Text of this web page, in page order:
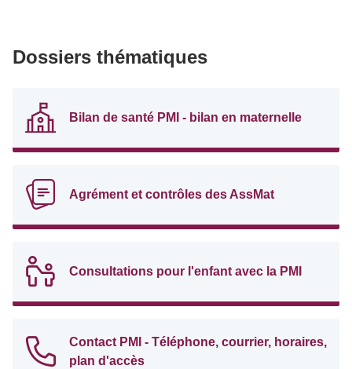
Dossiers thématiques
Bilan de santé PMI - bilan en maternelle
Agrément et contrôles des AssMat
Consultations pour l'enfant avec la PMI
Contact PMI - Téléphone, courrier, horaires,
plan d'accès